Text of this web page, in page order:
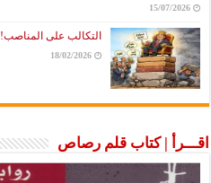
15/07/2026
التكالب على المناصب!
18/02/2026
اقـــرأ | كتاب قلم رصاص